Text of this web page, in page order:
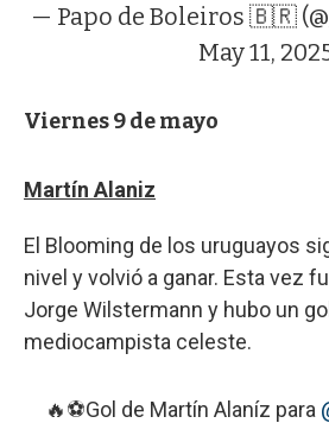
— Papo de Boleiros 🇧🇷
May 11,
Viernes 9 de mayo
Martín Alaniz
El Blooming de los uruguayos
nivel y volvió a ganar. Esta vez
Jorge Wilstermann y hubo un
mediocampista celeste.
🔥⚽️Gol de Martín Alaníz para